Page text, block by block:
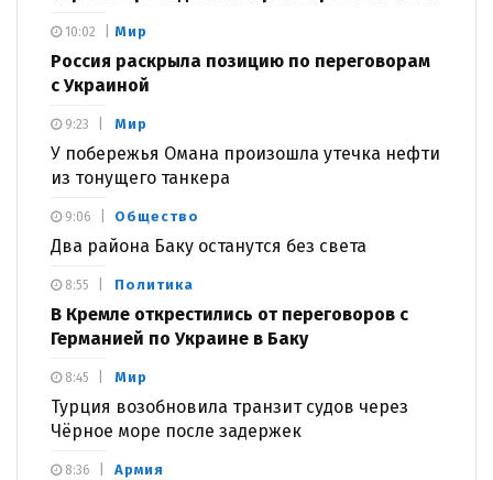
Мир
Россия раскрыла позицию по переговорам
с Украиной
10:02
Мир
У побережья Омана произошла утечка нефти
из тонущего танкера
9:23
Общество
Два района Баку останутся без света
9:06
Политика
В Кремле открестились от переговоров с
Германией по Украине в Баку
8:55
Мир
Турция возобновила транзит судов через
Чёрное море после задержек
8:45
Армия
8:36